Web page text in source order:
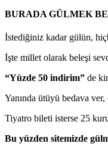
BURADA GÜLMEK
İstediğiniz kadar gülün,
İşte millet olarak beleşi
“Yüzde 50 indirim” de
Yanında ütüyü bedava
Tiyatro bileti isterse 25
Bu yüzden sitemizde